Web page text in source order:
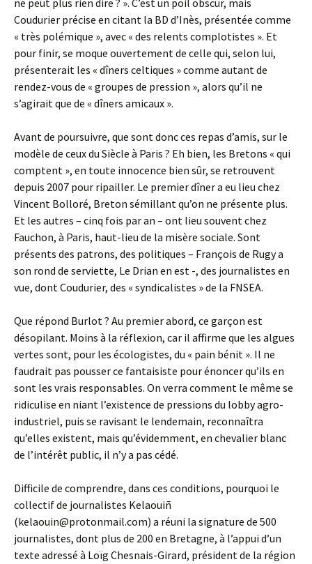
ne peut plus rien dire ? ». C’est un poil obscur, mais
Coudurier précise en citant la BD d’Inès, présentée comme
« très polémique », avec « des relents complotistes ». Et
pour finir, se moque ouvertement de celle qui, selon lui,
présenterait les « dîners celtiques » comme autant de
rendez-vous de « groupes de pression », alors qu’il ne
s’agirait que de « dîners amicaux ».
Avant de poursuivre, que sont donc ces repas d’amis, sur le
modèle de ceux du Siècle à Paris ? Eh bien, les Bretons « qui
comptent », en toute innocence bien sûr, se retrouvent
depuis 2007 pour ripailler. Le premier dîner a eu lieu chez
Vincent Bolloré, Breton sémillant qu’on ne présente plus.
Et les autres – cinq fois par an – ont lieu souvent chez
Fauchon, à Paris, haut-lieu de la misère sociale. Sont
présents des patrons, des politiques – François de Rugy a
son rond de serviette, Le Drian en est -, des journalistes en
vue, dont Coudurier, des « syndicalistes » de la FNSEA.
Que répond Burlot ? Au premier abord, ce garçon est
désopilant. Moins à la réflexion, car il affirme que les algues
vertes sont, pour les écologistes, du « pain bénit ». Il ne
faudrait pas pousser ce fantaisiste pour énoncer qu’ils en
sont les vrais responsables. On verra comment le même se
ridiculise en niant l’existence de pressions du lobby agro-
industriel, puis se ravisant le lendemain, reconnaîtra
qu’elles existent, mais qu’évidemment, en chevalier blanc
de l’intérêt public, il n’y a pas cédé.
Difficile de comprendre, dans ces conditions, pourquoi le
collectif de journalistes Kelaouiñ
(kelaouin@protonmail.com) a réuni la signature de 500
journalistes, dont plus de 200 en Bretagne, à l’appui d’un
texte adressé à Loïg Chesnais-Girard, président de la région